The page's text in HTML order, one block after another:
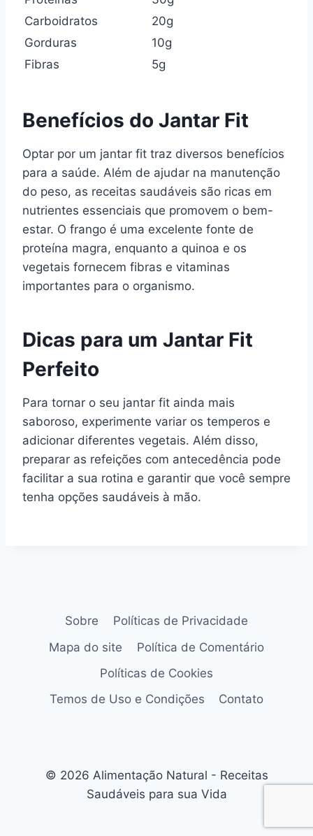
Carboidratos
20g
Gorduras
10g
Fibras
5g
Benefícios do Jantar Fit
Optar por um jantar fit traz diversos benefícios
para a saúde. Além de ajudar na manutenção
do peso, as receitas saudáveis são ricas em
nutrientes essenciais que promovem o bem-
estar. O frango é uma excelente fonte de
proteína magra, enquanto a quinoa e os
vegetais fornecem fibras e vitaminas
importantes para o organismo.
Dicas para um Jantar Fit
Perfeito
Para tornar o seu jantar fit ainda mais
saboroso, experimente variar os temperos e
adicionar diferentes vegetais. Além disso,
preparar as refeições com antecedência pode
facilitar a sua rotina e garantir que você sempre
tenha opções saudáveis à mão.
Sobre
Políticas de Privacidade
Mapa do site
Política de Comentário
Políticas de Cookies
Temos de Uso e Condições
Contato
© 2026 Alimentação Natural - Receitas
Saudáveis para sua Vida